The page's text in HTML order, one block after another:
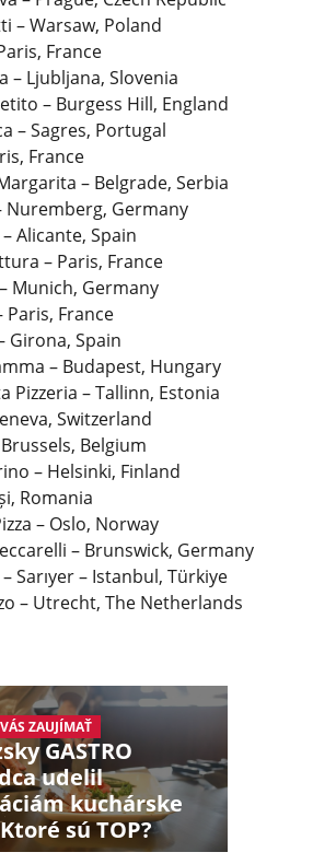
– Warsaw, Poland
France
– Ljubljana, Slovenia
– Burgess Hill, England
– Sagres, Portugal
France
– Belgrade, Serbia
Nuremberg, Germany
Alicante, Spain
– Paris, France
Munich, Germany
Paris, France
Girona, Spain
– Budapest, Hungary
Pizzeria – Tallinn, Estonia
Switzerland
Brussels, Belgium
– Helsinki, Finland
Romania
– Oslo, Norway
– Brunswick, Germany
Sarıyer – Istanbul, Türkiye
– Utrecht, The Netherlands
ZAUJÍMAŤ
GASTRO
udelil
kuchárske
sú TOP?